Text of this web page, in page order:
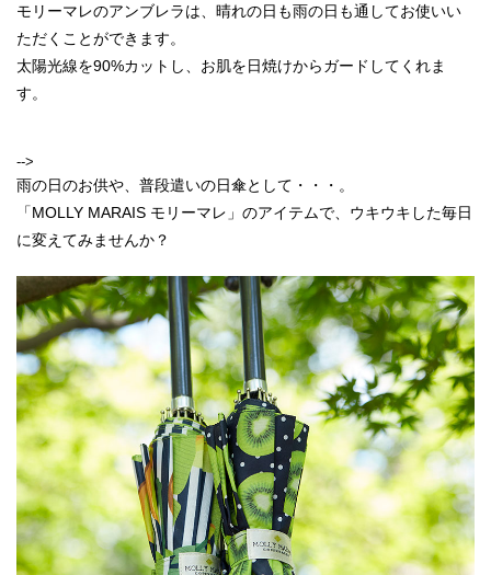
モリーマレのアンブレラは、晴れの日も雨の日も通してお使いい
ただくことができます。
太陽光線を90%カットし、お肌を日焼けからガードしてくれま
す。
-->
雨の日のお供や、普段遣いの日傘として・・・。
「MOLLY MARAIS モリーマレ」のアイテムで、ウキウキした毎日
に変えてみませんか？